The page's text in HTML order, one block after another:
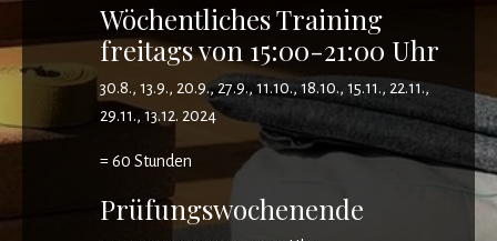
Wöchentliches Training
freitags von 15:00-21:00 Uhr
30.8., 13.9., 20.9., 27.9., 11.10., 18.10., 15.11., 22.11.,
29.11., 13.12. 2024
= 60 Stunden
Prüfungswochenende